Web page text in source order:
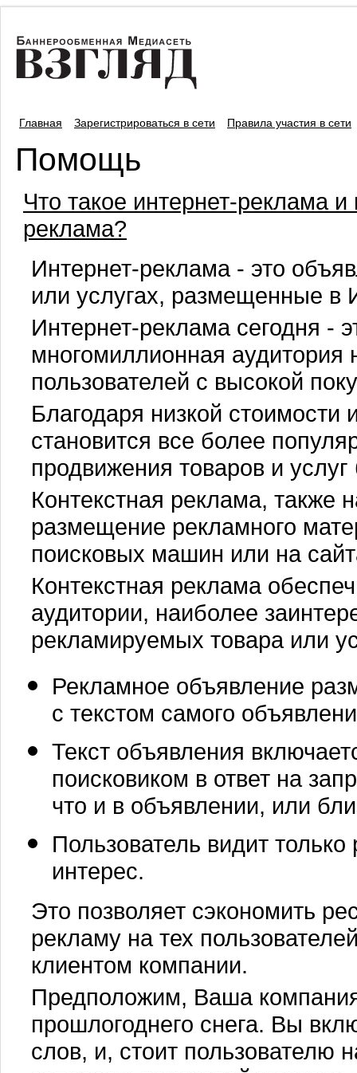
Главная Зарегистрироваться в сети Правила участия в сети
Помощь
Что такое интернет-реклама и
реклама?
Интернет-реклама - это
или услугах, размещенные в
Интернет-реклама сегодня -
многомиллионная аудитория
пользователей с высокой
Благодаря низкой стоимости
становится все более
продвижения товаров и
Контекстная реклама, также
размещение рекламного
поисковых машин или на
Контекстная реклама
аудитории, наиболее
рекламируемых товара или
Рекламное объявление
с текстом самого
Текст объявления
поисковиком в ответ на
что и в объявлении, или
Пользователь видит
интерес.
Это позволяет сэкономить
рекламу на тех
клиентом компании.
Предположим, Ваша
прошлогоднего снега. Вы
слов, и, стоит пользователю